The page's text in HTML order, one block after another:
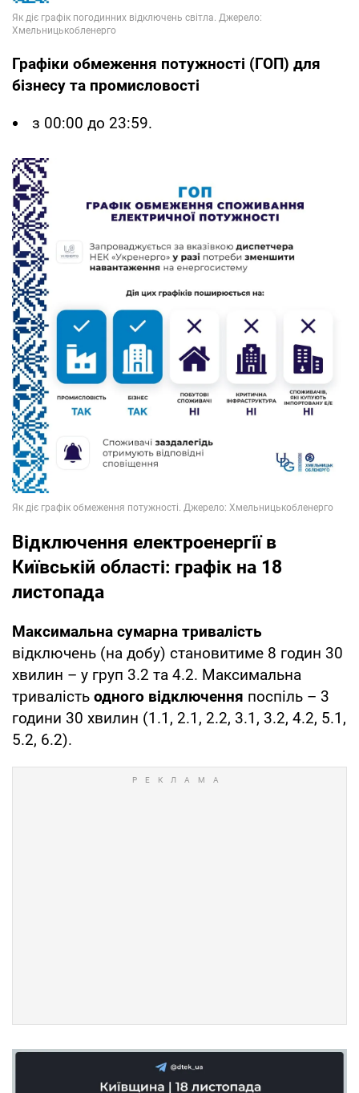
Графіки обмеження потужності (ГОП) для
бізнесу та промисловості
з 00:00 до 23:59.
Відключення електроенергії в
Київській області: графік на 18
листопада
Максимальна сумарна тривалість
відключень (на добу) становитиме 8 годин 30
хвилин – у груп 3.2 та 4.2. Максимальна
тривалість одного відключення поспіль – 3
години 30 хвилин (1.1, 2.1, 2.2, 3.1, 3.2, 4.2, 5.1,
5.2, 6.2).